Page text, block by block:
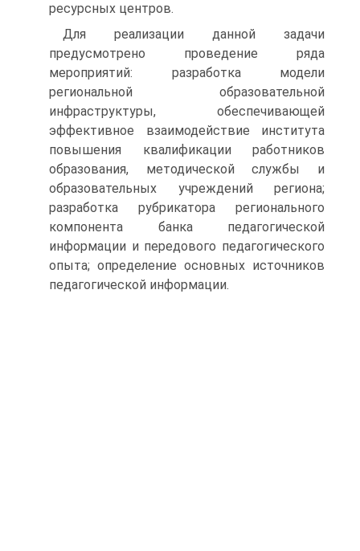
ресурсных центров.
Для реализации данной задачи
предусмотрено проведение ряда
мероприятий: разработка модели
региональной образовательной
инфраструктуры, обеспечивающей
эффективное взаимодействие института
повышения квалификации работников
образования, методической службы и
образовательных учреждений региона;
разработка рубрикатора регионального
компонента банка педагогической
информации и передового педагогического
опыта; определение основных источников
педагогической информации.